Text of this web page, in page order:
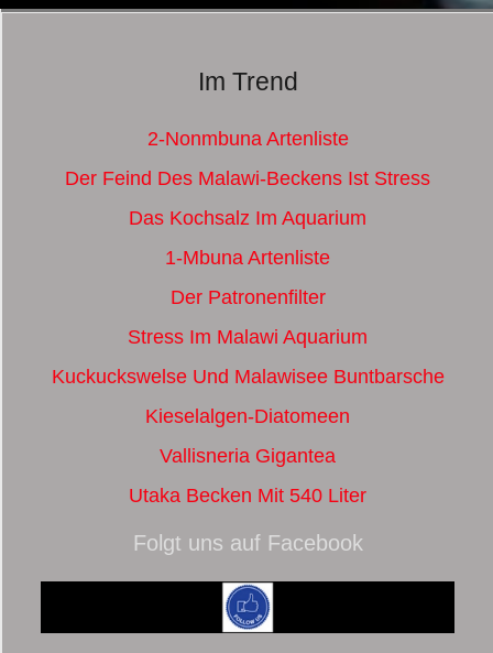
Im Trend
2-Nonmbuna Artenliste
Der Feind Des Malawi-Beckens Ist Stress
Das Kochsalz Im Aquarium
1-Mbuna Artenliste
Der Patronenfilter
Stress Im Malawi Aquarium
Kuckuckswelse Und Malawisee Buntbarsche
Kieselalgen-Diatomeen
Vallisneria Gigantea
Utaka Becken Mit 540 Liter
Folgt uns auf Facebook